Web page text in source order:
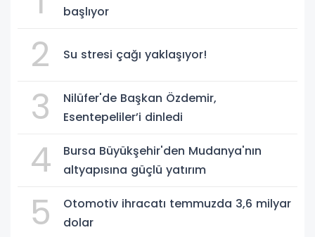
başlıyor
2 Su stresi çağı yaklaşıyor!
3
Nilüfer'de Başkan Özdemir,
Esentepeliler’i dinledi
4
Bursa Büyükşehir'den Mudanya'nın
altyapısına güçlü yatırım
5
Otomotiv ihracatı temmuzda 3,6 milyar
dolar